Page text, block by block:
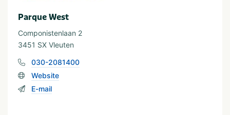
Parque West
Componistenlaan 2
3451 SX Vleuten
030-2081400
Website
E-mail